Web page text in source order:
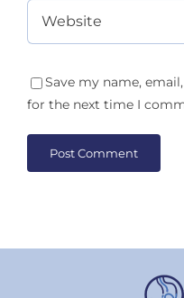
Save my name,
for the next time I